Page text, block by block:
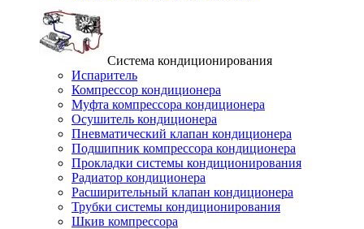
Система кондиционирования
Испаритель
Компрессор кондиционера
Муфта компрессора кондиционера
Осушитель кондиционера
Пневматический клапан кондиционера
Подшипник компрессора кондиционера
Прокладки системы кондиционирования
Радиатор кондиционера
Расширительный клапан кондиционера
Трубки системы кондиционирования
Шкив компрессора